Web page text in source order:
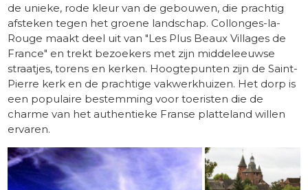
de unieke, rode kleur van de gebouwen, die prachtig
afsteken tegen het groene landschap. Collonges-la-
Rouge maakt deel uit van "Les Plus Beaux Villages de
France" en trekt bezoekers met zijn middeleeuwse
straatjes, torens en kerken. Hoogtepunten zijn de Saint-
Pierre kerk en de prachtige vakwerkhuizen. Het dorp is
een populaire bestemming voor toeristen die de
charme van het authentieke Franse platteland willen
ervaren.